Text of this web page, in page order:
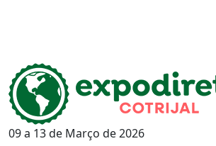
09 a 13 de Março de 2026